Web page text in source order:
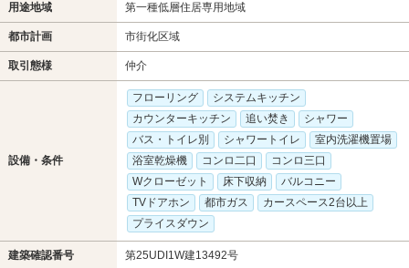
用途地域 第一種低層住居専用地域
都市計画 市街化区域
取引態様 仲介
設備・条件
フローリング
システムキッチン
カウンターキッチン
追い焚き
シャワー
バス・トイレ別
シャワートイレ
室内洗濯機置場
浴室乾燥機
コンロ二口
コンロ三口
Wクローゼット
床下収納
バルコニー
TVドアホン
都市ガス
カースペース2台以上
プライスダウン
建築確認番号 第25UDI1W建13492号